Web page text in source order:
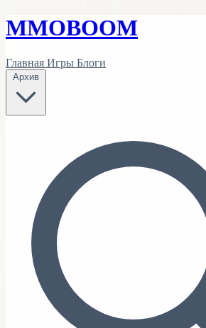
MMOBOOM
Главная Игры Блоги
Архив